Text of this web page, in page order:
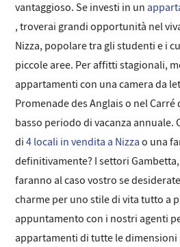
vantaggioso. Se investi in un
, troverai grandi opportunità nel
Nizza, popolare tra gli studenti e i
piccole aree. Per affitti stagionali,
appartamenti con una camera da
Promenade des Anglais o nel
basso periodo di vacanza annuale.
di4 locali in vendita a Nizza o una
definitivamente? I settori
faranno al caso vostro se
charme per uno stile di vita tutto a
appuntamento con i nostri agenti
appartamenti di tutte le dimensioni